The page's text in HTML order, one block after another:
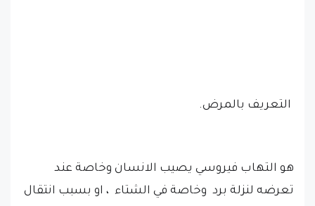
التعريف بالمرض.
هو التهاب فيروسي يصيب الانسان وخاصة عند
تعرضه لنزلة برد وخاصة في الشتاء ، او بسبب انتقال